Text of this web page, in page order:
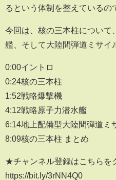
るという体制を整えているの
今回は、核の三本柱について
艦、そして大陸間弾道ミサイ
0:00イントロ
0:24核の三本柱
1:52戦略爆撃機
4:12戦略原子力潜水艦
6:14地上配備型大陸間弾道ミ
8:09核の三本柱 まとめ
★チャンネル登録はこちらを
https://bit.ly/3rNN4Q0